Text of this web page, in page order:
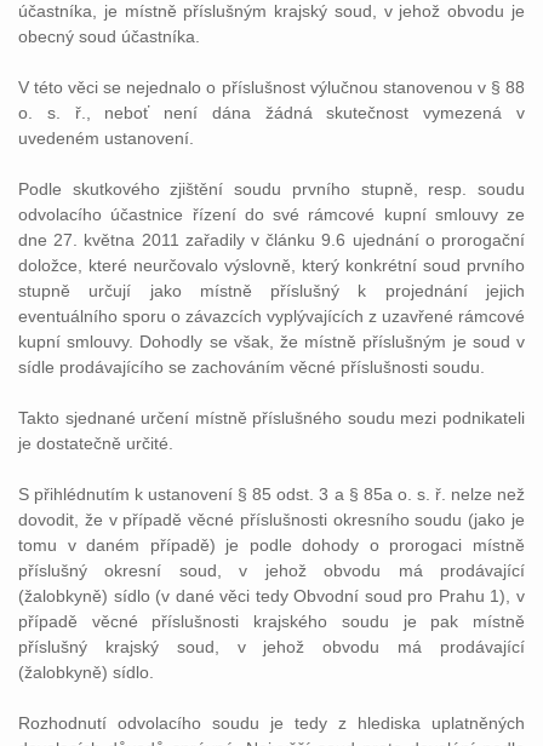
účastníka, je místně příslušným krajský soud, v jehož obvodu je
obecný soud účastníka.
V této věci se nejednalo o příslušnost výlučnou stanovenou v § 88
o. s. ř., neboť není dána žádná skutečnost vymezená v
uvedeném ustanovení.
Podle skutkového zjištění soudu prvního stupně, resp. soudu
odvolacího účastnice řízení do své rámcové kupní smlouvy ze
dne 27. května 2011 zařadily v článku 9.6 ujednání o prorogační
doložce, které neurčovalo výslovně, který konkrétní soud prvního
stupně určují jako místně příslušný k projednání jejich
eventuálního sporu o závazcích vyplývajících z uzavřené rámcové
kupní smlouvy. Dohodly se však, že místně příslušným je soud v
sídle prodávajícího se zachováním věcné příslušnosti soudu.
Takto sjednané určení místně příslušného soudu mezi podnikateli
je dostatečně určité.
S přihlédnutím k ustanovení § 85 odst. 3 a § 85a o. s. ř. nelze než
dovodit, že v případě věcné příslušnosti okresního soudu (jako je
tomu v daném případě) je podle dohody o prorogaci místně
příslušný okresní soud, v jehož obvodu má prodávající
(žalobkyně) sídlo (v dané věci tedy Obvodní soud pro Prahu 1), v
případě věcné příslušnosti krajského soudu je pak místně
příslušný krajský soud, v jehož obvodu má prodávající
(žalobkyně) sídlo.
Rozhodnutí odvolacího soudu je tedy z hlediska uplatněných